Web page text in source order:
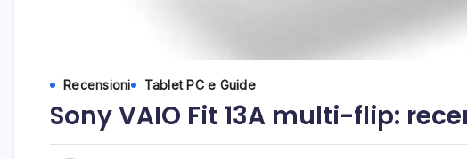
Recensioni Tablet PC e Guide
Sony VAIO Fit 13A multi-flip: